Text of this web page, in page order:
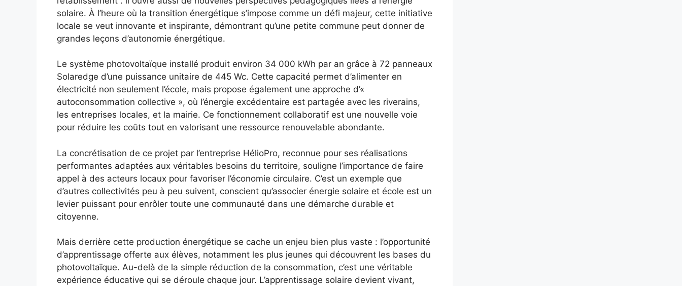
solaire. À l’heure où la transition énergétique s’impose comme un défi majeur, cette initiative
locale se veut innovante et inspirante, démontrant qu’une petite commune peut donner de
grandes leçons d’autonomie énergétique.
Le système photovoltaïque installé produit environ 34 000 kWh par an grâce à 72 panneaux
Solaredge d’une puissance unitaire de 445 Wc. Cette capacité permet d’alimenter en
électricité non seulement l’école, mais propose également une approche d’«
autoconsommation collective », où l’énergie excédentaire est partagée avec les riverains,
les entreprises locales, et la mairie. Ce fonctionnement collaboratif est une nouvelle voie
pour réduire les coûts tout en valorisant une ressource renouvelable abondante.
La concrétisation de ce projet par l’entreprise HélioPro, reconnue pour ses réalisations
performantes adaptées aux véritables besoins du territoire, souligne l’importance de faire
appel à des acteurs locaux pour favoriser l’économie circulaire. C’est un exemple que
d’autres collectivités peu à peu suivent, conscient qu’associer énergie solaire et école est un
levier puissant pour enrôler toute une communauté dans une démarche durable et
citoyenne.
Mais derrière cette production énergétique se cache un enjeu bien plus vaste : l’opportunité
d’apprentissage offerte aux élèves, notamment les plus jeunes qui découvrent les bases du
photovoltaïque. Au-delà de la simple réduction de la consommation, c’est une véritable
expérience éducative qui se déroule chaque jour. L’apprentissage solaire devient vivant,